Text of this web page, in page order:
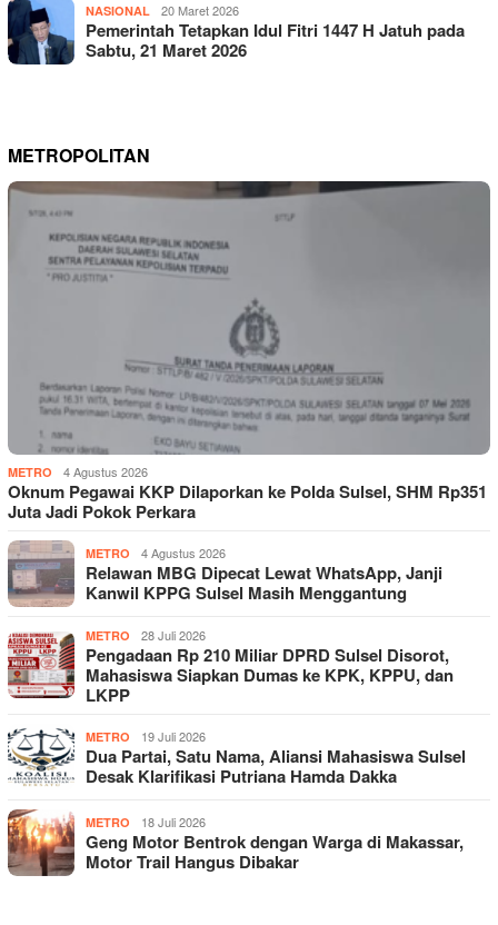
NASIONAL 20 Maret 2026
Pemerintah Tetapkan Idul Fitri 1447 H Jatuh pada
Sabtu, 21 Maret 2026
METROPOLITAN
METRO 4 Agustus 2026
Oknum Pegawai KKP Dilaporkan ke Polda Sulsel, SHM Rp351
Juta Jadi Pokok Perkara
METRO 4 Agustus 2026
Relawan MBG Dipecat Lewat WhatsApp, Janji
Kanwil KPPG Sulsel Masih Menggantung
METRO 28 Juli 2026
Pengadaan Rp 210 Miliar DPRD Sulsel Disorot,
Mahasiswa Siapkan Dumas ke KPK, KPPU, dan
LKPP
METRO 19 Juli 2026
Dua Partai, Satu Nama, Aliansi Mahasiswa Sulsel
Desak Klarifikasi Putriana Hamda Dakka
METRO 18 Juli 2026
Geng Motor Bentrok dengan Warga di Makassar,
Motor Trail Hangus Dibakar